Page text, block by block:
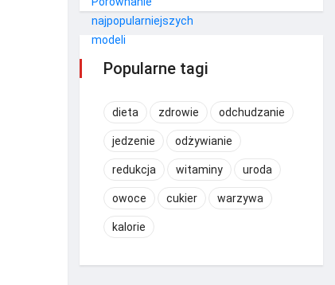
Popularne tagi
dieta zdrowie odchudzanie
jedzenie odżywianie
redukcja witaminy uroda
owoce cukier warzywa
kalorie